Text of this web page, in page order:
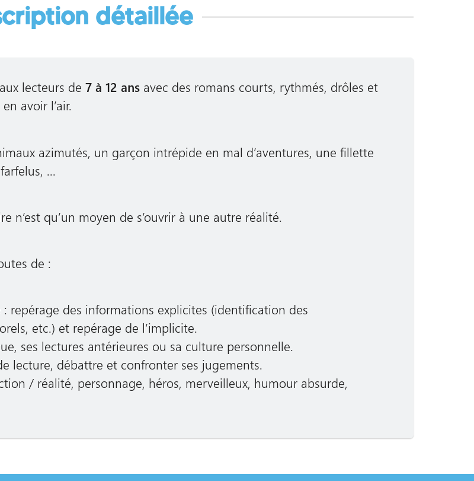
détaillée
lecteurs de 7 à 12 ans avec des romans courts, rythmés, drôles et
avoir l’air.
azimutés, un garçon intrépide en mal d’aventures, une fillette
...
n’est qu’un moyen de s’ouvrir à une autre réalité.
de :
repérage des informations explicites (identification des
etc.) et repérage de l’implicite.
ses lectures antérieures ou sa culture personnelle.
lecture, débattre et confronter ses jugements.
/ réalité, personnage, héros, merveilleux, humour absurde,